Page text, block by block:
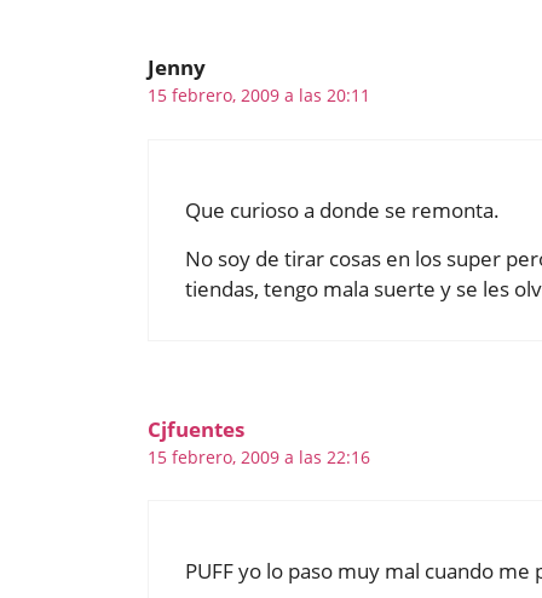
Jenny
15 febrero, 2009 a las 20:11
Que curioso a donde se remonta.
No soy de tirar cosas en los super
tiendas, tengo mala suerte y se les
Cjfuentes
15 febrero, 2009 a las 22:16
PUFF yo lo paso muy mal cuando me